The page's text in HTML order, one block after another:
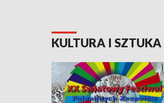
KULTURA I SZTUKA